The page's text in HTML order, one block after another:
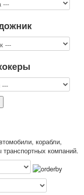
корабли,
компаний.